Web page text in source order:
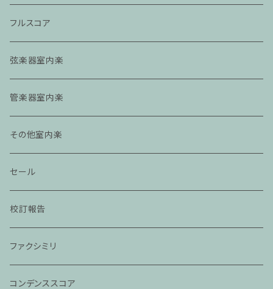
フルスコア
弦楽器室内楽
管楽器室内楽
その他室内楽
セール
校訂報告
ファクシミリ
コンデンススコア